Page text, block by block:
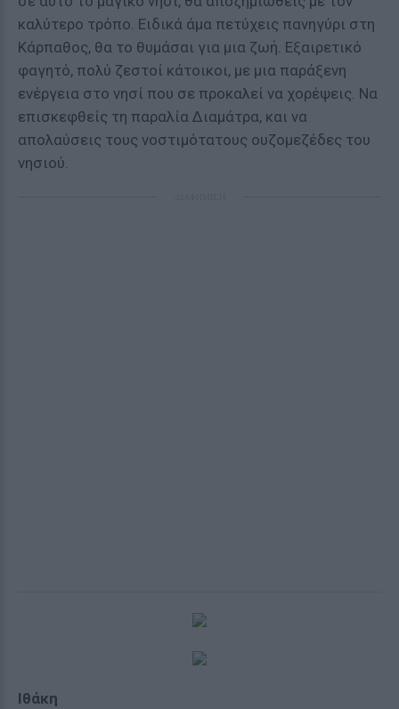
καλύτερο τρόπο. Ειδικά άμα πετύχεις πανηγύρι στη
Κάρπαθος, θα το θυμάσαι για μια ζωή. Εξαιρετικό
φαγητό, πολύ ζεστοί κάτοικοι, με μια παράξενη
ενέργεια στο νησί που σε προκαλεί να χορέψεις. Να
επισκεφθείς τη παραλία Διαμάτρα, και να
απολαύσεις τους νοστιμότατους ουζομεζέδες του
νησιού.
Ιθάκη